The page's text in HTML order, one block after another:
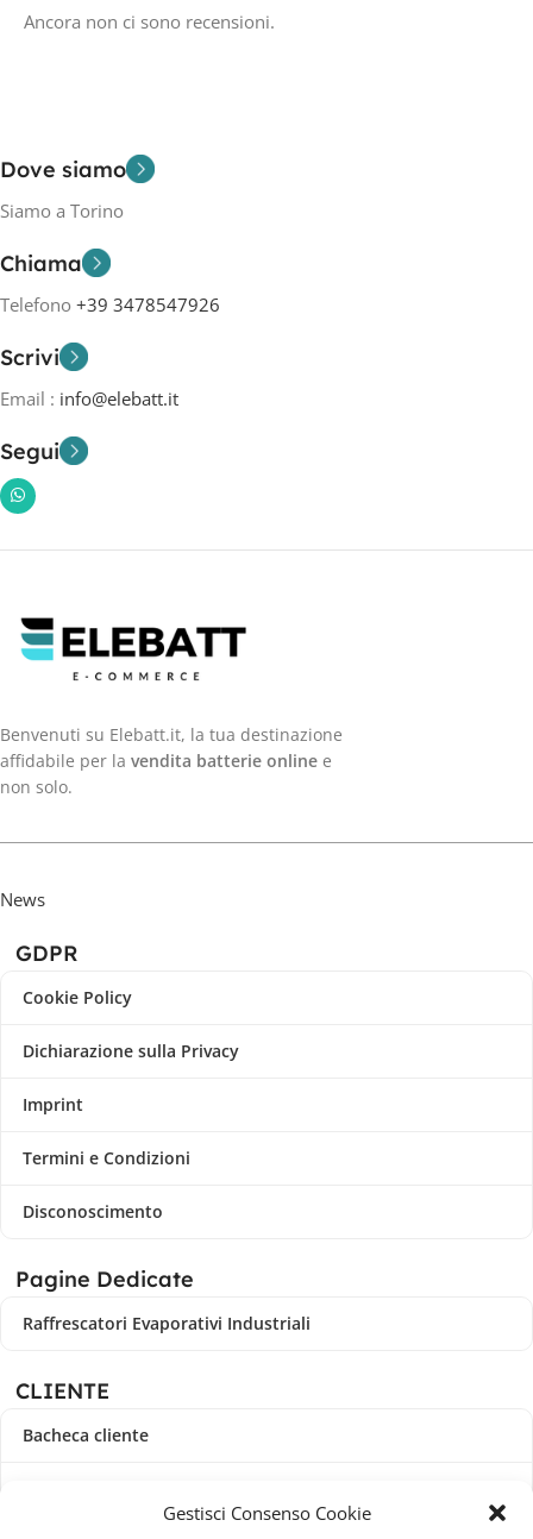
Gestisci Consenso Cookie
Ancora non ci sono recensioni.
Dove siamo
Siamo a Torino
Chiama
Telefono +39 3478547926
Scrivi
Email : info@elebatt.it
Segui
Benvenuti su Elebatt.it, la tua destinazione
affidabile per la vendita batterie online e
non solo.
News
GDPR
Cookie Policy
Dichiarazione sulla Privacy
Imprint
Termini e Condizioni
Disconoscimento
Pagine Dedicate
Raffrescatori Evaporativi Industriali
CLIENTE
Bacheca cliente